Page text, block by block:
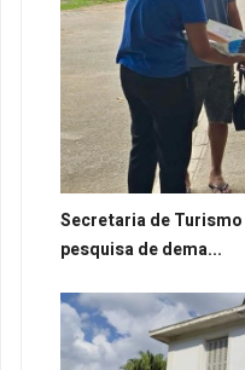
Secretaria de
pesquisa de dema...